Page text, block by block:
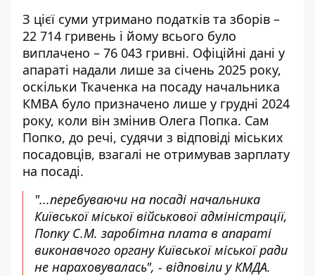
З цієї суми утримано податків та зборів –
22 714 гривень і йому всього було
виплачено – 76 043 гривні. Офіційні дані у
апараті надали лише за січень 2025 року,
оскільки Ткаченка на посаду начальника
КМВА було призначено лише у грудні 2024
року, коли він змінив Олега Попка. Сам
Попко, до речі, судячи з відповіді міських
посадовців, взагалі не отримував зарплату
на посаді.
"...перебуваючи на посаді начальника
Київської міської військової адміністрації,
Попку С.М. заробітна плата в апараті
виконавчого органу Київської міської ради
не нараховувалась", - відповіли у КМДА.